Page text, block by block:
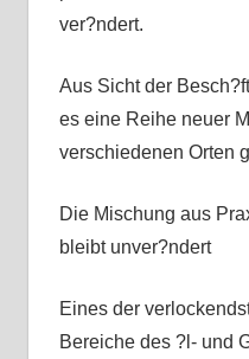
ver?ndert.
Aus Sicht der
es eine Reihe neuer
verschiedenen Orten
Die Mischung aus
bleibt unver?ndert
Eines der
Bereiche des ?l- und